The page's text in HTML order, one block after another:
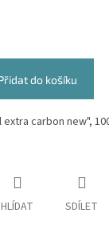
do košíku
extra carbon new",
HLÍDAT SDÍLET